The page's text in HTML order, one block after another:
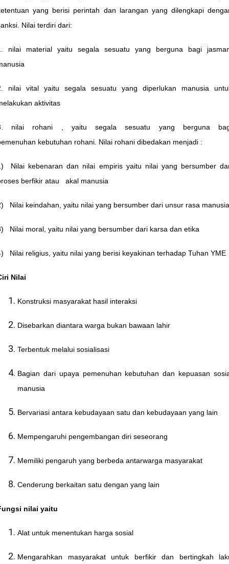
yang berisi perintah dan larangan yang dilengkapi
Nilai terdiri dari:
nilai material yaitu segala sesuatu yang berguna bagi
nilai vital yaitu segala sesuatu yang diperlukan manusia
aktivitas
nilai rohani , yaitu segala sesuatu yang berguna
kebutuhan rohani. Nilai rohani dibedakan menjadi :
Nilai kebenaran dan nilai empiris yaitu nilai yang bersumber
berfikir atau akal manusia
Nilai keindahan, yaitu nilai yang bersumber dari unsur rasa manusia
Nilai moral, yaitu nilai yang bersumber dari karsa dan etika
Nilai religius, yaitu nilai yang berisi keyakinan terhadap Tuhan YME
Nilai
Konstruksi masyarakat hasil interaksi
Disebarkan diantara warga bukan bawaan lahir
Terbentuk melalui sosialisasi
Bagian dari upaya pemenuhan kebutuhan dan kepuasan
manusia
Bervariasi antara kebudayaan satu dan kebudayaan yang lain
Mempengaruhi pengembangan diri seseorang
Memiliki pengaruh yang berbeda antarwarga masyarakat
Cenderung berkaitan satu dengan yang lain
nilai yaitu
Alat untuk menentukan harga sosial
Mengarahkan masyarakat untuk berfikir dan bertingkah